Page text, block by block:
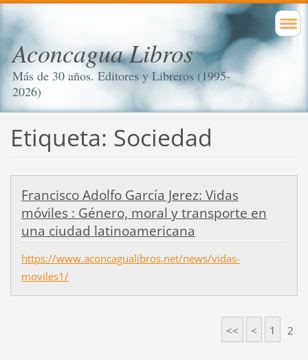
Aconcagua Libros
Más de 30 años. Editores y Libreros (1995-
2026)
Etiqueta: Sociedad
Francisco Adolfo García Jerez: Vidas
móviles : Género, moral y transporte en
una ciudad latinoamericana
https://www.aconcagualibros.net/news/vidas-
moviles1/
<< < 1 2